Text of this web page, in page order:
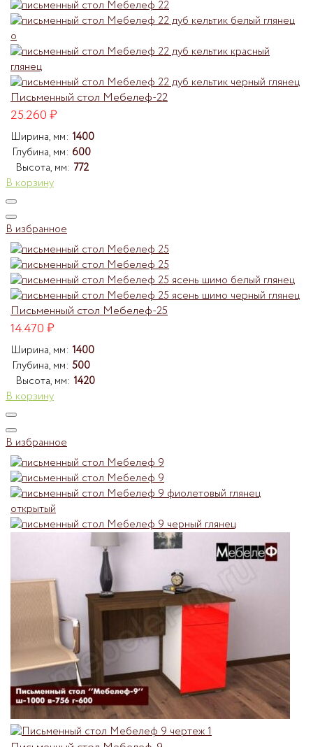
Письменный стол Мебелеф-22
25.260₽
Ширина, мм: 1400
Глубина, мм: 600
Высота, мм: 772
В корзину
В избранное
Письменный стол Мебелеф-25
14.470₽
Ширина, мм: 1400
Глубина, мм: 500
Высота, мм: 1420
В корзину
В избранное